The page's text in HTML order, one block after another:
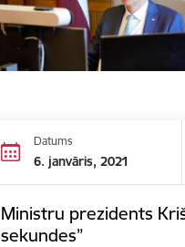
Datums
6. janvāris, 2021
Ministru prezidents
sekundes”